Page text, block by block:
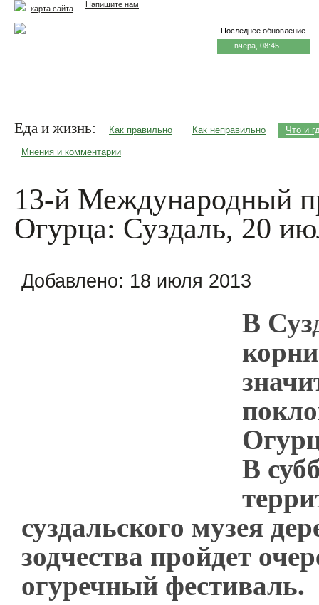
Напишите нам
карта сайта
Последнее обновление
вчера, 08:45
Еда и жизнь: Как правильно Как неправильно Что и
Мнения и комментарии
13-й Международный
Огурца: Суздаль, 20
Добавлено: 18 июля 2013
В
В
суздальского музея
зодчества пройдет
огуречный фестиваль.